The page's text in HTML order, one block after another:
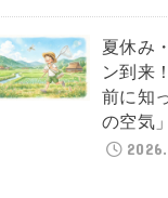
夏休み
ン到来
前に知
の空気